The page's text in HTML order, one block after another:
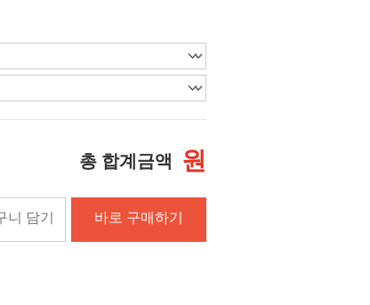
총 합계금액 원
니 담기 바로 구매하기